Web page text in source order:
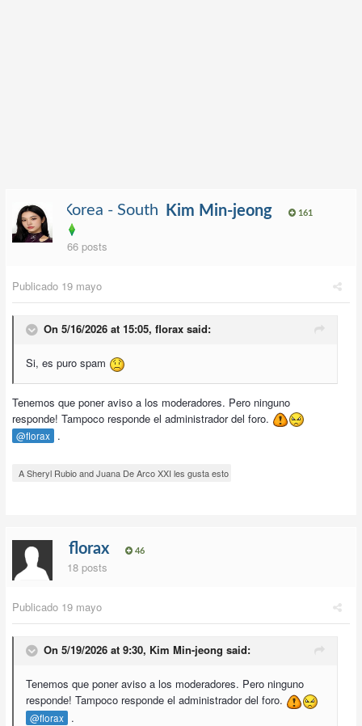
Kim Min-jeong 161
66 posts
Publicado 19 mayo
On 5/16/2026 at 15:05, florax said:
Si, es puro spam
Tenemos que poner aviso a los moderadores. Pero ninguno
responde! Tampoco responde el administrador del foro.
@florax .
A Sheryl Rubio and Juana De Arco XXI les gusta esto
florax 46
18 posts
Publicado 19 mayo
On 5/19/2026 at 9:30, Kim Min-jeong said:
Tenemos que poner aviso a los moderadores. Pero ninguno
responde! Tampoco responde el administrador del foro.
@florax .